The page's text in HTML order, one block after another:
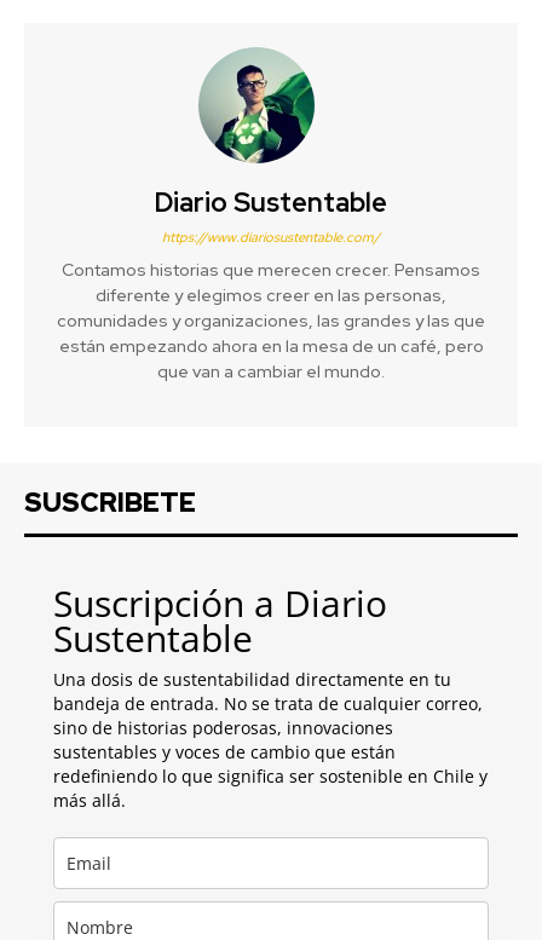
Diario Sustentable
https://www.diariosustentable.com/
Contamos historias que merecen crecer. Pensamos
diferente y elegimos creer en las personas,
comunidades y organizaciones, las grandes y las que
están empezando ahora en la mesa de un café, pero
que van a cambiar el mundo.
SUSCRIBETE
Suscripción a Diario
Sustentable
Una dosis de sustentabilidad directamente en tu
bandeja de entrada. No se trata de cualquier correo,
sino de historias poderosas, innovaciones
sustentables y voces de cambio que están
redefiniendo lo que significa ser sostenible en Chile y
más allá.